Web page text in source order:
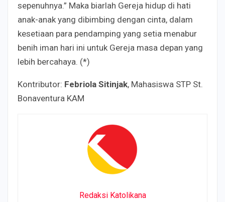
sepenuhnya.” Maka biarlah Gereja hidup di hati
anak-anak yang dibimbing dengan cinta, dalam
kesetiaan para pendamping yang setia menabur
benih iman hari ini untuk Gereja masa depan yang
lebih bercahaya. (*)
Kontributor: Febriola Sitinjak, Mahasiswa STP St.
Bonaventura KAM
Redaksi Katolikana